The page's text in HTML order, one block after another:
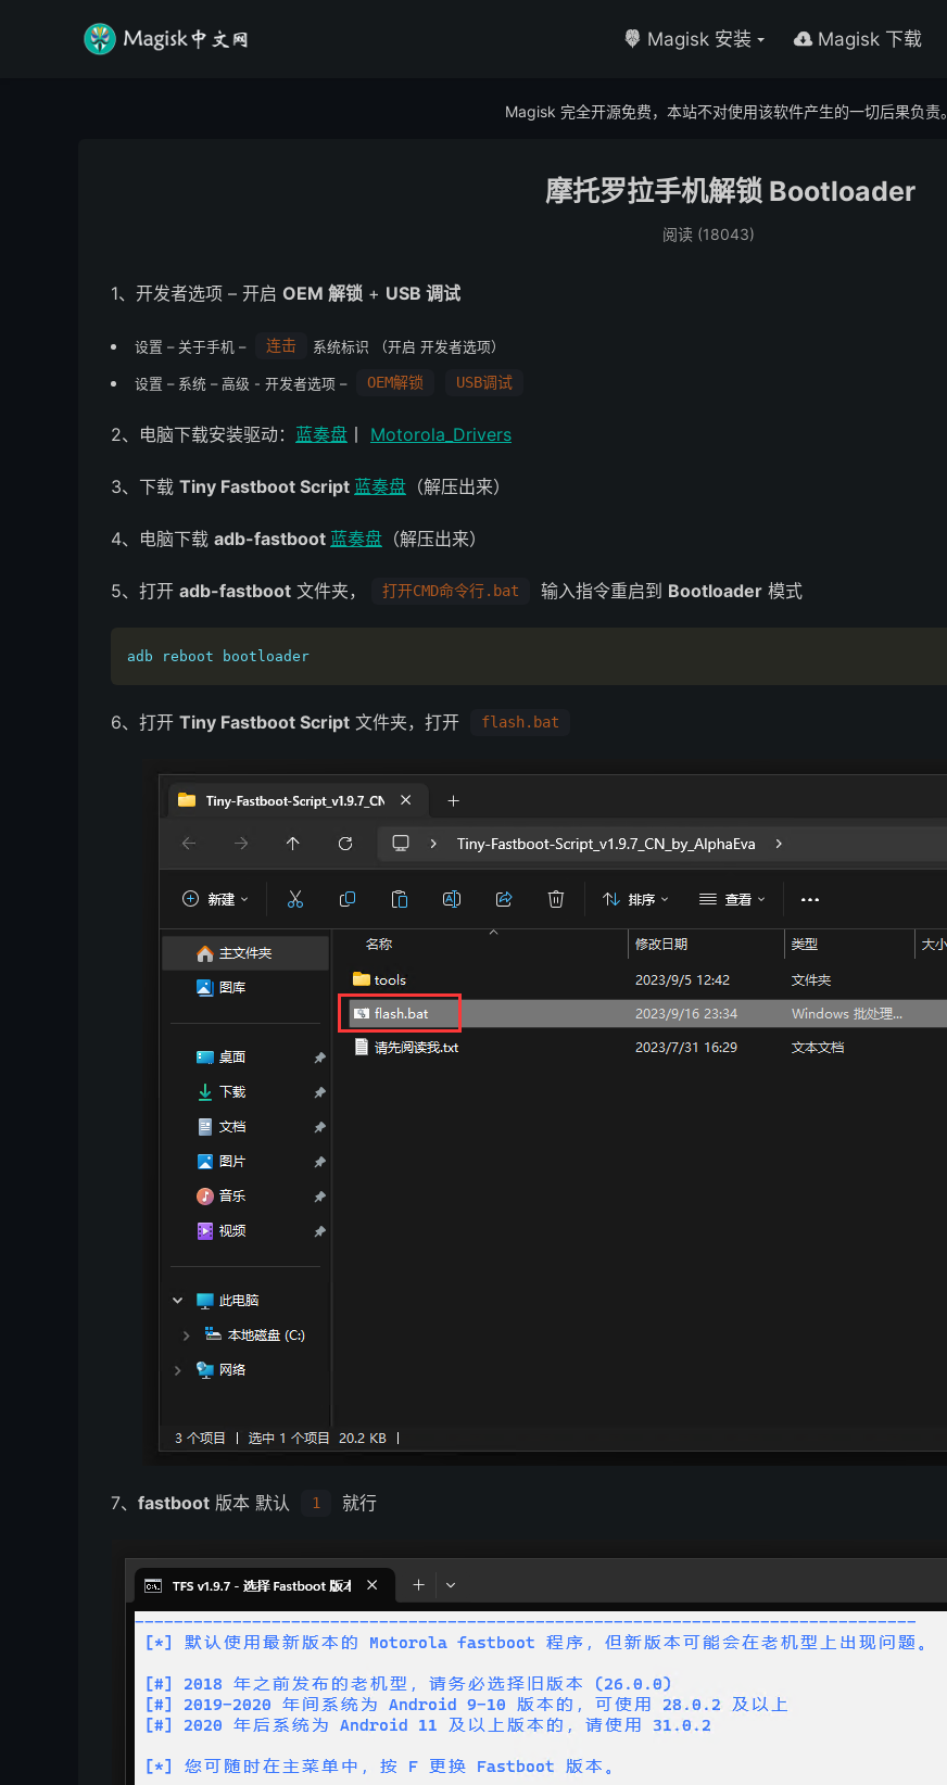
 Magisk 安装 Magisk 下载
Magisk 完全开源免费，本站不对使用该软件产生的一切后果负责。
摩托罗拉手机解锁 Bootloader
阅读 (18043)
1、开发者选项 – 开启 OEM 解锁 + USB 调试
设置 – 关于手机 – 连击 系统标识 （开启 开发者选项）
设置 – 系统 – 高级 - 开发者选项 – OEM解锁 USB调试
2、电脑下载安装驱动： 蓝奏盘 Motorola_Drivers
3、下载 Tiny Fastboot Script 蓝奏盘 （解压出来）
4、电脑下载 adb-fastboot 蓝奏盘 （解压出来）
5、打开 adb-fastboot 文件夹， 打开CMD命令行.bat 输入指令重启到 Bootloader 模式
adb reboot bootloader
6、打开 Tiny Fastboot Script 文件夹，打开 flash.bat
7、 fastboot 版本 默认 1 就行